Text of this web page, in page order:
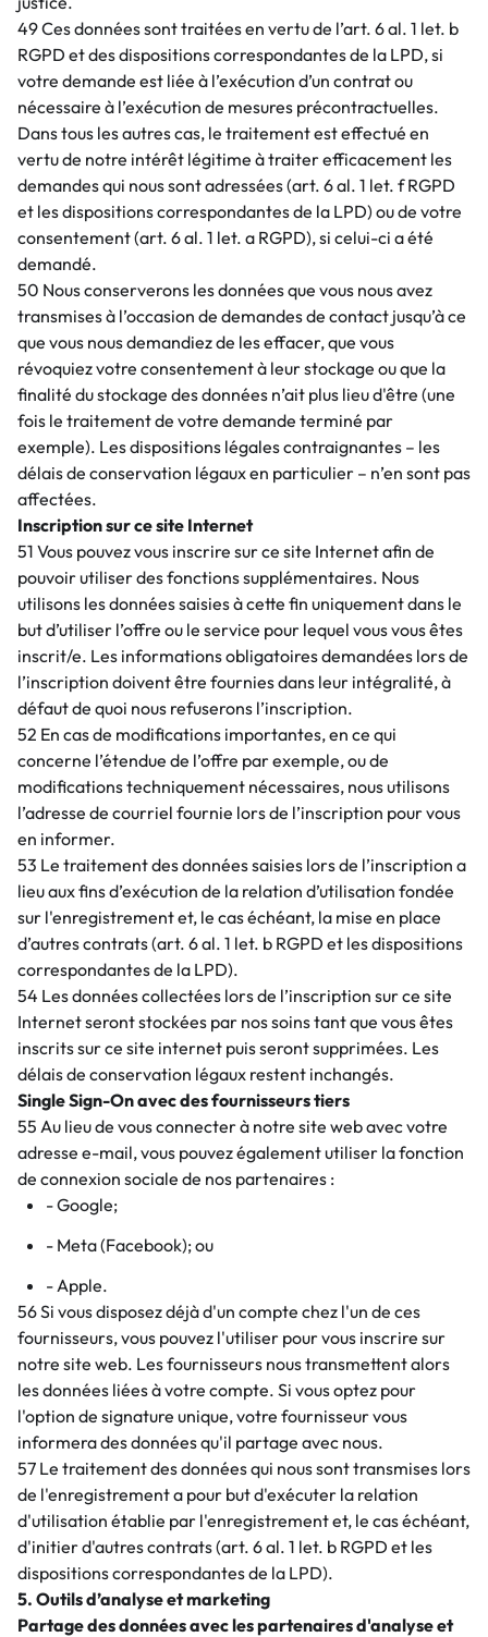
49 Ces données sont traitées en vertu de l’art. 6 al. 1 let. b
RGPD et des dispositions correspondantes de la LPD, si
votre demande est liée à l’exécution d’un contrat ou
nécessaire à l’exécution de mesures précontractuelles.
Dans tous les autres cas, le traitement est effectué en
vertu de notre intérêt légitime à traiter efficacement les
demandes qui nous sont adressées (art. 6 al. 1 let. f RGPD
et les dispositions correspondantes de la LPD) ou de votre
consentement (art. 6 al. 1 let. a RGPD), si celui-ci a été
demandé.
50 Nous conserverons les données que vous nous avez
transmises à l’occasion de demandes de contact jusqu’à ce
que vous nous demandiez de les effacer, que vous
révoquiez votre consentement à leur stockage ou que la
finalité du stockage des données n’ait plus lieu d'être (une
fois le traitement de votre demande terminé par
exemple). Les dispositions légales contraignantes – les
délais de conservation légaux en particulier – n’en sont pas
affectées.
Inscription sur ce site Internet
51 Vous pouvez vous inscrire sur ce site Internet afin de
pouvoir utiliser des fonctions supplémentaires. Nous
utilisons les données saisies à cette fin uniquement dans le
but d’utiliser l’offre ou le service pour lequel vous vous êtes
inscrit/e. Les informations obligatoires demandées lors de
l’inscription doivent être fournies dans leur intégralité, à
défaut de quoi nous refuserons l’inscription.
52 En cas de modifications importantes, en ce qui
concerne l’étendue de l’offre par exemple, ou de
modifications techniquement nécessaires, nous utilisons
l’adresse de courriel fournie lors de l’inscription pour vous
en informer.
53 Le traitement des données saisies lors de l’inscription a
lieu aux fins d’exécution de la relation d’utilisation fondée
sur l'enregistrement et, le cas échéant, la mise en place
d’autres contrats (art. 6 al. 1 let. b RGPD et les dispositions
correspondantes de la LPD).
54 Les données collectées lors de l’inscription sur ce site
Internet seront stockées par nos soins tant que vous êtes
inscrits sur ce site internet puis seront supprimées. Les
délais de conservation légaux restent inchangés.
Single Sign-On avec des fournisseurs tiers
55 Au lieu de vous connecter à notre site web avec votre
adresse e-mail, vous pouvez également utiliser la fonction
de connexion sociale de nos partenaires :
- Google;
- Meta (Facebook); ou
- Apple.
56 Si vous disposez déjà d'un compte chez l'un de ces
fournisseurs, vous pouvez l'utiliser pour vous inscrire sur
notre site web. Les fournisseurs nous transmettent alors
les données liées à votre compte. Si vous optez pour
l'option de signature unique, votre fournisseur vous
informera des données qu'il partage avec nous.
57 Le traitement des données qui nous sont transmises lors
de l'enregistrement a pour but d'exécuter la relation
d'utilisation établie par l'enregistrement et, le cas échéant,
d'initier d'autres contrats (art. 6 al. 1 let. b RGPD et les
dispositions correspondantes de la LPD).
5. Outils d’analyse et marketing
Partage des données avec les partenaires d'analyse et